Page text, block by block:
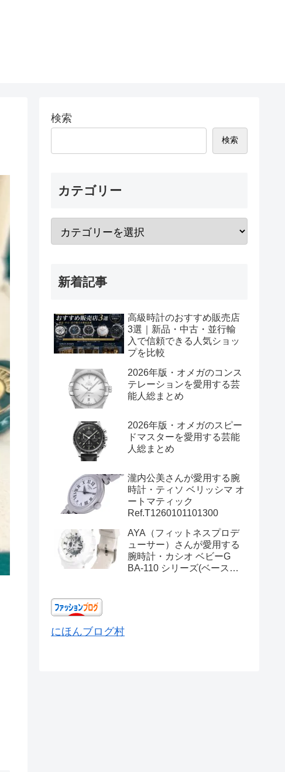
検索
検索
カテゴリー
新着記事
高級時計のおすすめ販売店
3選｜新品・中古・並行輸
入で信頼できる人気ショッ
プを比較
2026年版・オメガのコンス
テレーションを愛用する芸
能人総まとめ
2026年版・オメガのスピー
ドマスターを愛用する芸能
人総まとめ
瀧内公美さんが愛用する腕
時計・ティソ ベリッシマ オ
ートマティック
Ref.T1260101101300
AYA（フィットネスプロデ
ューサー）さんが愛用する
腕時計・カシオ ベビーG
BA-110 シリーズ(ベースモ
にほんブログ村